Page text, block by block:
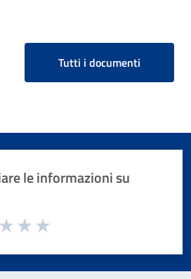
Tutti i documenti
le informazioni su